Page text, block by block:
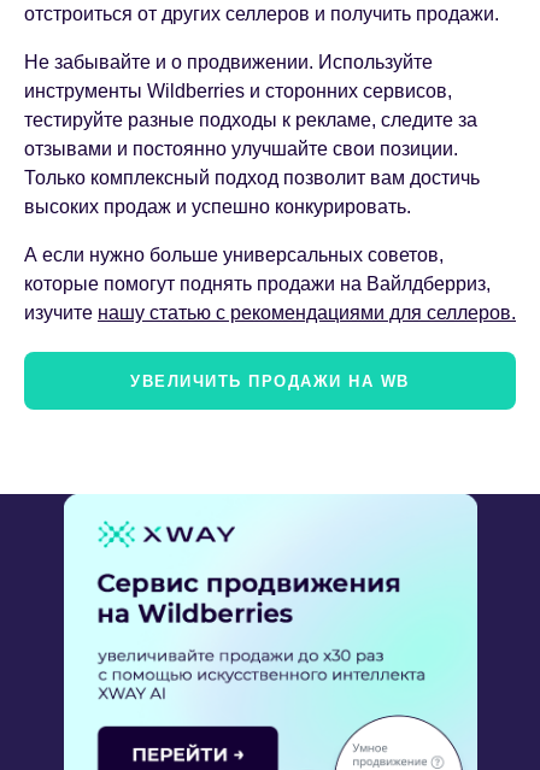
отстроиться от других селлеров и получить продажи.
Не забывайте и о продвижении. Используйте
инструменты Wildberries и сторонних сервисов,
тестируйте разные подходы к рекламе, следите за
отзывами и постоянно улучшайте свои позиции.
Только комплексный подход позволит вам достичь
высоких продаж и успешно конкурировать.
А если нужно больше универсальных советов,
которые помогут поднять продажи на Вайлдберриз,
изучите нашу статью с рекомендациями для селлеров.
УВЕЛИЧИТЬ ПРОДАЖИ НА WB